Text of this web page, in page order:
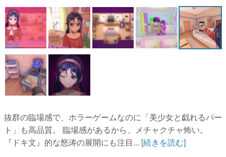
抜群の臨場感で、ホラーゲームなのに「美少女と戯れるパー
ト」も高品質。 臨場感があるから、メチャクチャ怖い。
『ドキ文』的な怒涛の展開にも注目... [続きを読む]